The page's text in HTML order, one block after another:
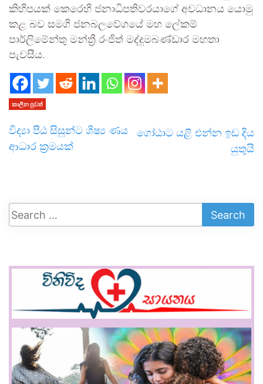
කිහිපයක් කෙරෙහි ජනාධිපතිවරයාගේ අවධානය යොමු
කළ බව සමගි ජනබලවේගයේ මහ ලේකම්
පාර්ලිමේන්තු මන්ත්‍රී රංජිත් මද්දුමබණ්ඩාර මහතා
පැවසීය.
කාලීන පුවත්
විද්‍යා පීඨ සිසුන්ට ශිෂ්‍ය ණය
ආධාර ක්‍රමයක්
ගෝඨාට යළි එන්න ඉඩ දිය
යුතුයි